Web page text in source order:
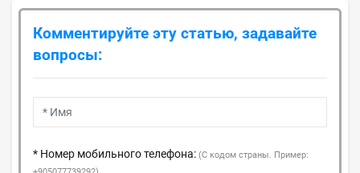
Комментируйте эту статью, задавайте
вопросы:
* Номер мобильного телефона: (С кодом страны. Пример: